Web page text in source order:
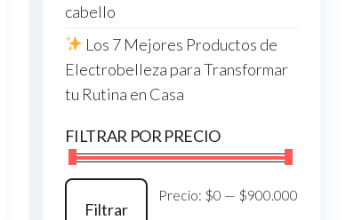
cabello
Los 7 Mejores Productos de
Electrobelleza para Transformar
tu Rutina en Casa
FILTRAR POR PRECIO
Filtrar
Precio: $0 — $900.000